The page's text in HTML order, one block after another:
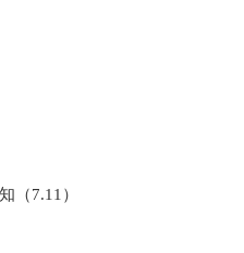
（7.11）